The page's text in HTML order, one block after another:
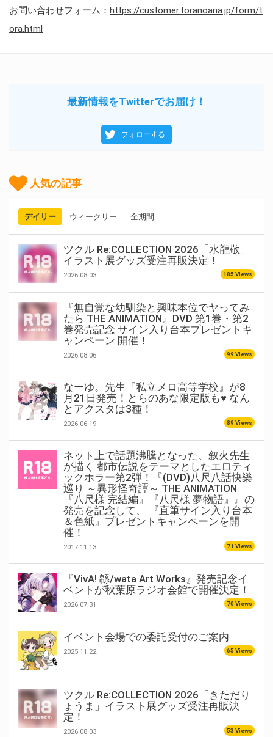
お問い合わせフォーム： https://customer.toranoana.jp/form/t
ora.html
最新情報をTwitterでお届け！
フォローする
人気の記事
デイリー ウィークリー 全期間
ツクル Re:COLLECTION 2026「水龍敬」
イラスト展グッズ受注再販決定！
2026.08.03 185 Views
『無自覚な幼馴染と興味本位でヤってみ
たら THE ANIMATION』DVD 第1巻・第2
巻発売記念 サイン入り台本プレゼントキ
ャンペーン 開催！
2026.08.06 99 Views
なーゆ。先生『私立メロ高等学校』が8
月21日発売！とらのあな限定版も♥ なん
とアクスタは3種！
2026.06.19 89 Views
ネット上で話題沸騰となった、叙火先生
が描く 都市伝説をテーマとしたエロティ
ックホラー第2弾！『(DVD)八尺八話快樂
巡り ～異形怪奇譚～ THE ANIMATION
『八尺様 完結編』『八尺様 夢物語』』の
発売を記念して、 『直筆サイン入り台本
＆色紙』プレゼントキャンペーンを開
催！
2017.11.13 71 Views
『VivA! 緜/wata Art Works』発売記念イ
ベントが秋葉原ラジオ会館で開催決定！
2026.07.31 70 Views
イベント会場での委託受付のご案内
2025.11.22 65 Views
ツクル Re:COLLECTION 2026「きただり
ょうま」イラスト展グッズ受注再販決
定！
2026.08.03 53 Views